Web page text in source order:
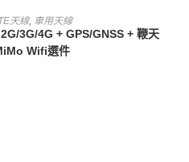
看內容
天線, 車用天線
3G/4G + GPS/GNSS + 鞭天
Wifi選件